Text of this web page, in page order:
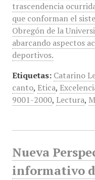
trascendencia
que conforman el
Obregón de la
abarcando aspectos
deportivos.
Etiquetas: Catarino
canto, Etica,
9001-2000, Lectura,
Nueva
informativo